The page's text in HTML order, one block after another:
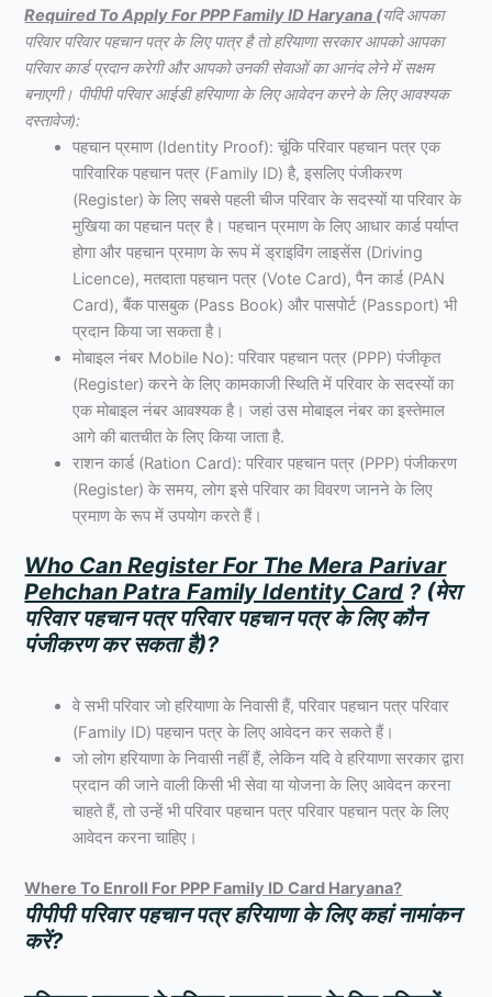
Required To Apply For PPP Family ID Haryana (यदि आपका
परिवार परिवार पहचान पत्र के लिए पात्र है तो हरियाणा सरकार आपको आपका
परिवार कार्ड प्रदान करेगी और आपको उनकी सेवाओं का आनंद लेने में सक्षम
बनाएगी। पीपीपी परिवार आईडी हरियाणा के लिए आवेदन करने के लिए आवश्यक
दस्तावेज):
पहचान प्रमाण (Identity Proof): चूंकि परिवार पहचान पत्र एक
पारिवारिक पहचान पत्र (Family ID) है, इसलिए पंजीकरण
(Register) के लिए सबसे पहली चीज परिवार के सदस्यों या परिवार के
मुखिया का पहचान पत्र है। पहचान प्रमाण के लिए आधार कार्ड पर्याप्त
होगा और पहचान प्रमाण के रूप में ड्राइविंग लाइसेंस (Driving
Licence), मतदाता पहचान पत्र (Vote Card), पैन कार्ड (PAN
Card), बैंक पासबुक (Pass Book) और पासपोर्ट (Passport) भी
प्रदान किया जा सकता है।
मोबाइल नंबर Mobile No): परिवार पहचान पत्र (PPP) पंजीकृत
(Register) करने के लिए कामकाजी स्थिति में परिवार के सदस्यों का
एक मोबाइल नंबर आवश्यक है। जहां उस मोबाइल नंबर का इस्तेमाल
आगे की बातचीत के लिए किया जाता है.
राशन कार्ड (Ration Card): परिवार पहचान पत्र (PPP) पंजीकरण
(Register) के समय, लोग इसे परिवार का विवरण जानने के लिए
प्रमाण के रूप में उपयोग करते हैं।
Who Can Register For The Mera Parivar
Pehchan Patra Family Identity Card ? (मेरा
परिवार पहचान पत्र परिवार पहचान पत्र के लिए कौन
पंजीकरण कर सकता है)?
वे सभी परिवार जो हरियाणा के निवासी हैं, परिवार पहचान पत्र परिवार
(Family ID) पहचान पत्र के लिए आवेदन कर सकते हैं।
जो लोग हरियाणा के निवासी नहीं हैं, लेकिन यदि वे हरियाणा सरकार द्वारा
प्रदान की जाने वाली किसी भी सेवा या योजना के लिए आवेदन करना
चाहते हैं, तो उन्हें भी परिवार पहचान पत्र परिवार पहचान पत्र के लिए
आवेदन करना चाहिए।
Where To Enroll For PPP Family ID Card Haryana?
पीपीपी परिवार पहचान पत्र हरियाणा के लिए कहां नामांकन
करें?